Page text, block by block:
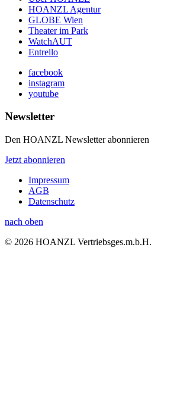
HOANZL Agentur
GLOBE Wien
Theater im Park
WatchAUT
Entrello
facebook
instagram
youtube
Newsletter
Den HOANZL Newsletter abonnieren
Jetzt abonnieren
Impressum
AGB
Datenschutz
nach oben
© 2026 HOANZL Vertriebsges.m.b.H.